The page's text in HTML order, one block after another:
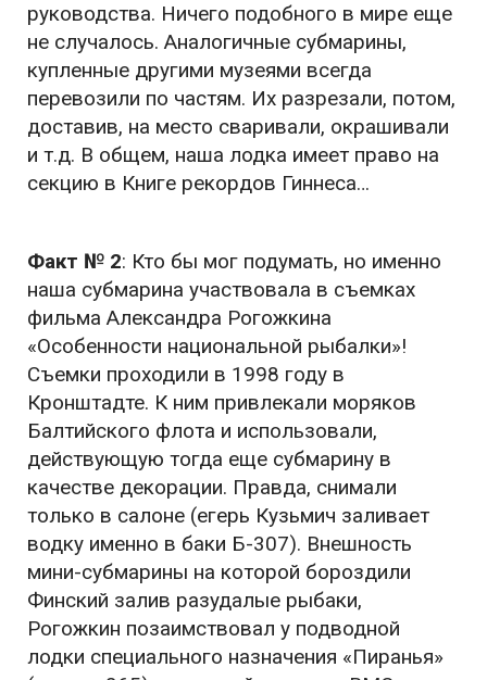
руководства. Ничего подобного в мире еще
не случалось. Аналогичные субмарины,
купленные другими музеями всегда
перевозили по частям. Их разрезали, потом,
доставив, на место сваривали, окрашивали
и т.д. В общем, наша лодка имеет право на
секцию в Книге рекордов Гиннеса…
Факт № 2: Кто бы мог подумать, но именно
наша субмарина участвовала в съемках
фильма Александра Рогожкина
«Особенности национальной рыбалки»!
Съемки проходили в 1998 году в
Кронштадте. К ним привлекали моряков
Балтийского флота и использовали,
действующую тогда еще субмарину в
качестве декорации. Правда, снимали
только в салоне (егерь Кузьмич заливает
водку именно в баки Б-307). Внешность
мини-субмарины на которой бороздили
Финский залив разудалые рыбаки,
Рогожкин позаимствовал у подводной
лодки специального назначения «Пиранья»